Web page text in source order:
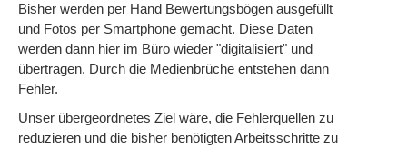
Bisher werden per Hand Bewertungsbögen ausgefüllt
und Fotos per Smartphone gemacht. Diese Daten
werden dann hier im Büro wieder "digitalisiert" und
übertragen. Durch die Medienbrüche entstehen dann
Fehler.
Unser übergeordnetes Ziel wäre, die Fehlerquellen zu
reduzieren und die bisher benötigten Arbeitsschritte zu